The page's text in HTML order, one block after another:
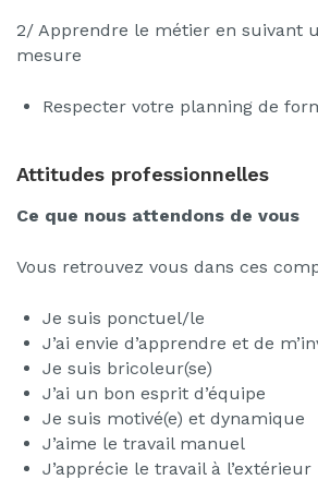
2/ Apprendre le métier en suivant
mesure
Respecter votre planning de
Attitudes professionnelles
Ce que nous attendons de vous
Vous retrouvez vous dans ces
Je suis ponctuel/le
J’ai envie d’apprendre et de
Je suis bricoleur(se)
J’ai un bon esprit d’équipe
Je suis motivé(e) et dynamique
J’aime le travail manuel
J’apprécie le travail à l’extérieur